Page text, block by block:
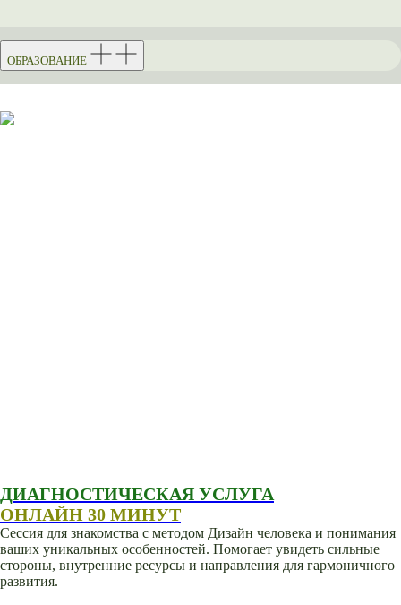
ОБРАЗОВАНИЕ
ДИАГНОСТИЧЕСКАЯ УСЛУГА
ОНЛАЙН 30 МИНУТ
Сессия для знакомства с методом Дизайн человека и понимания
ваших уникальных особенностей. Помогает увидеть сильные
стороны, внутренние ресурсы и направления для гармоничного
развития.